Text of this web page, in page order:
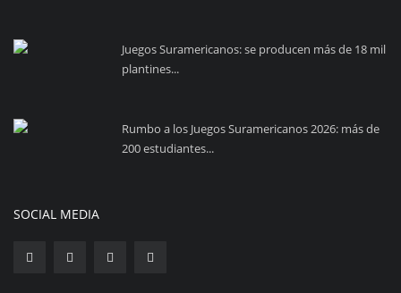
Juegos Suramericanos: se producen más de 18 mil
plantines...
Rumbo a los Juegos Suramericanos 2026: más de
200 estudiantes...
SOCIAL MEDIA